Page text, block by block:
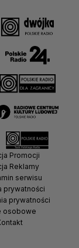
Promocji
Reklamy
serwisu
prywatności
prywatności
osobowe